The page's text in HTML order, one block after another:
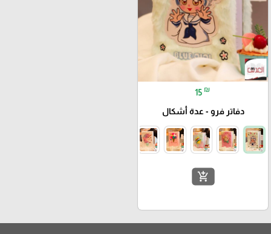
15 ₪
دفاتر فرو - عدة أشكال
add_shopping_cart